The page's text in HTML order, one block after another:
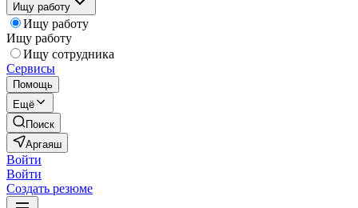
Ищу работу
Ищу работу
Ищу работу
Ищу сотрудника
Сервисы
Помощь
Ещё
Поиск
Аргаяш
Войти
Войти
Создать резюме